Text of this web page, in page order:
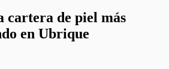
cartera de piel más
en Ubrique